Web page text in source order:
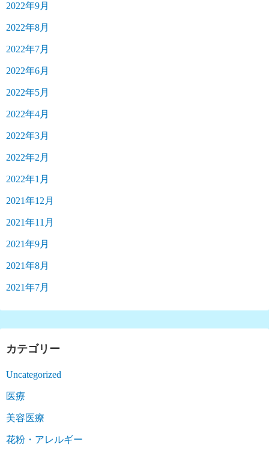
2022年9月
2022年8月
2022年7月
2022年6月
2022年5月
2022年4月
2022年3月
2022年2月
2022年1月
2021年12月
2021年11月
2021年9月
2021年8月
2021年7月
カテゴリー
Uncategorized
医療
美容医療
花粉・アレルギー